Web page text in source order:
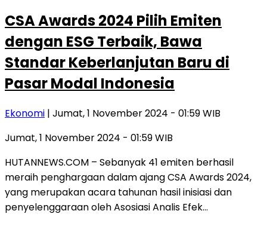
CSA Awards 2024 Pilih Emiten
dengan ESG Terbaik, Bawa
Standar Keberlanjutan Baru di
Pasar Modal Indonesia
Ekonomi | Jumat, 1 November 2024 - 01:59 WIB
Jumat, 1 November 2024 - 01:59 WIB
HUTANNEWS.COM – Sebanyak 41 emiten berhasil
meraih penghargaan dalam ajang CSA Awards 2024,
yang merupakan acara tahunan hasil inisiasi dan
penyelenggaraan oleh Asosiasi Analis Efek…